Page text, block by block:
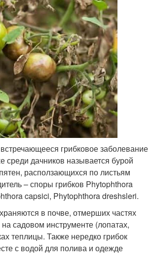
грибковое заболевание
среди дачников называется бурой
расползающихся по листьям
– споры грибков Phytophthora
capsici, Phytophthora dreshsleri.
в почве, отмерших частях
на садовом инструменте (лопатах,
теплицы. Также нередко грибок
с водой для полива и одежде